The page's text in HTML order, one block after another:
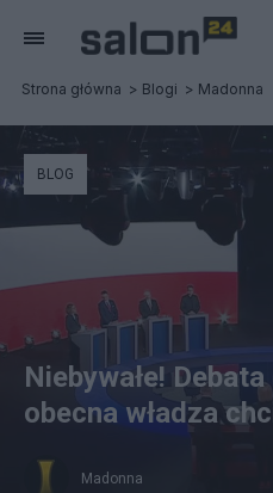
Strona główna Blogi Madonna
BLOG
Niebywałe!
obecna władza
Madonna